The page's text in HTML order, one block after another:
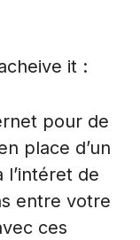
it :
pour de
place d’un
de
entre votre
ces